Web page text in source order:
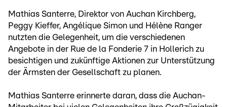
Mathias Santerre, Direktor von Auchan Kirchberg,
Peggy Kieffer, Angélique Simon und Hélène Ranger
nutzten die Gelegenheit, um die verschiedenen
Angebote in der Rue de la Fonderie 7 in Hollerich zu
besichtigen und zukünftige Aktionen zur Unterstützung
der Ärmsten der Gesellschaft zu planen.
Mathias Santerre erinnerte daran, dass die Auchan-